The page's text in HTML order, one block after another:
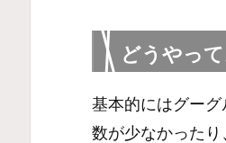
どうやっ
基本的にはグー
数が少なかった